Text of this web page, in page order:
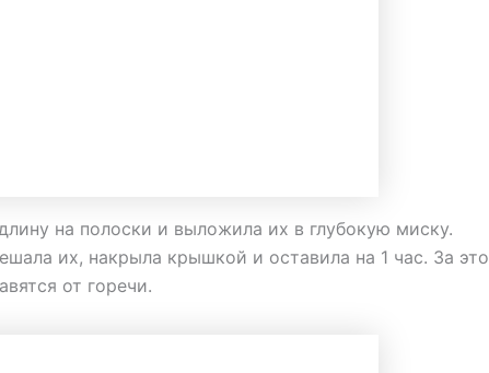
на полоски и выложила их в глубокую миску.
их, накрыла крышкой и оставила на 1 час. За это
от горечи.